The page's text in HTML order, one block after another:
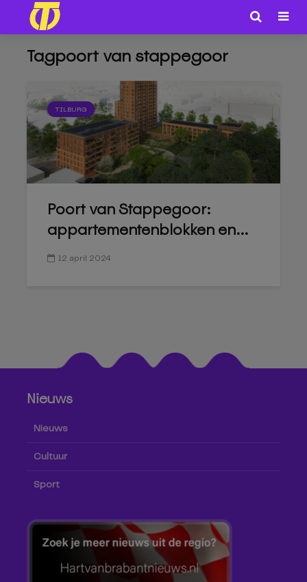
Tagpoort van stappegoor
TILBURG
Poort van Stappegoor:
appartementenblokken en...
12 april 2024
Nieuws
Nieuws
Cultuur
Sport